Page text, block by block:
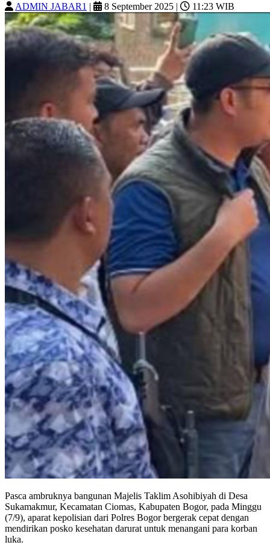
ADMIN JABAR1 | 8 September 2025 | 11:23 WIB
Pasca ambruknya bangunan Majelis Taklim Asohibiyah di Desa
Sukamakmur, Kecamatan Ciomas, Kabupaten Bogor, pada Minggu
(7/9), aparat kepolisian dari Polres Bogor bergerak cepat dengan
mendirikan posko kesehatan darurat untuk menangani para korban
luka.